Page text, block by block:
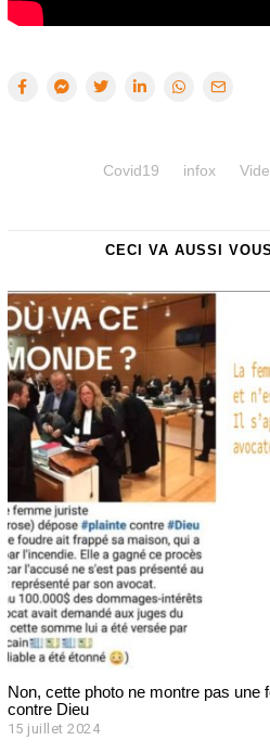
Covid19 infox
CECI VA AUSSI
Non, cette photo ne montre pas une
contre Dieu
15 juillet 2024